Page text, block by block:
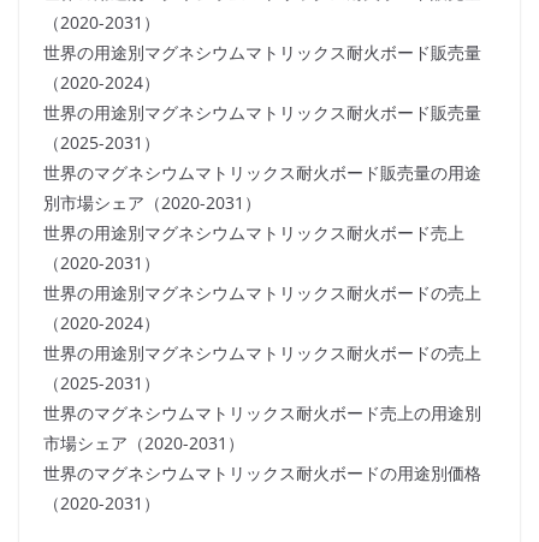
（2020-2031）
世界の用途別マグネシウムマトリックス耐火ボード販売量
（2020-2024）
世界の用途別マグネシウムマトリックス耐火ボード販売量
（2025-2031）
世界のマグネシウムマトリックス耐火ボード販売量の用途
別市場シェア（2020-2031）
世界の用途別マグネシウムマトリックス耐火ボード売上
（2020-2031）
世界の用途別マグネシウムマトリックス耐火ボードの売上
（2020-2024）
世界の用途別マグネシウムマトリックス耐火ボードの売上
（2025-2031）
世界のマグネシウムマトリックス耐火ボード売上の用途別
市場シェア（2020-2031）
世界のマグネシウムマトリックス耐火ボードの用途別価格
（2020-2031）